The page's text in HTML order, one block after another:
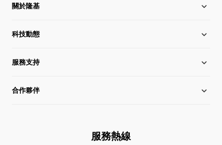
關於隆基
關於隆基
全球化布局
管理層信息
科技動態
行業動態
在線研討會
服務支持
下載中心
合作夥伴
服務熱線